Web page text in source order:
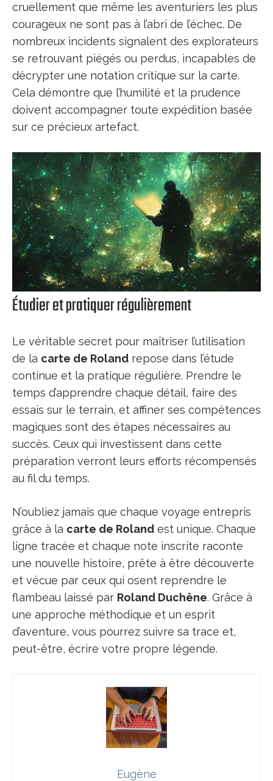
cruellement que même les aventuriers les plus
courageux ne sont pas à l’abri de l’échec. De
nombreux incidents signalent des explorateurs
se retrouvant piégés ou perdus, incapables de
décrypter une notation critique sur la carte.
Cela démontre que l’humilité et la prudence
doivent accompagner toute expédition basée
sur ce précieux artefact.
Étudier et pratiquer régulièrement
Le véritable secret pour maîtriser l’utilisation
de la carte de Roland repose dans l’étude
continue et la pratique régulière. Prendre le
temps d’apprendre chaque détail, faire des
essais sur le terrain, et affiner ses compétences
magiques sont des étapes nécessaires au
succès. Ceux qui investissent dans cette
préparation verront leurs efforts récompensés
au fil du temps.
N’oubliez jamais que chaque voyage entrepris
grâce à la carte de Roland est unique. Chaque
ligne tracée et chaque note inscrite raconte
une nouvelle histoire, prête à être découverte
et vécue par ceux qui osent reprendre le
flambeau laissé par Roland Duchêne. Grâce à
une approche méthodique et un esprit
d’aventure, vous pourrez suivre sa trace et,
peut-être, écrire votre propre légende.
Eugène